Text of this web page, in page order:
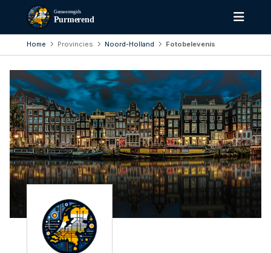
Gemeentegids
Purmerend
Home Provincies Noord-Holland Fotobelevenis